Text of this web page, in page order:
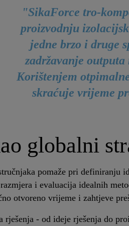
"SikaForce tro-
proizvodnju
jedne brzo i druge
zadržavanje
Korištenjem
skraćuje vrijeme
globalni
pomaže pri definiranju
i evaluacija idealnih
otvoreno vrijeme i zahtjeve
rješenja - od ideje rješenja do